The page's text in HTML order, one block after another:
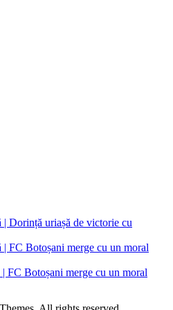
| Dorință uriașă de victorie cu
| FC Botoșani merge cu un moral
FC Botoșani merge cu un moral